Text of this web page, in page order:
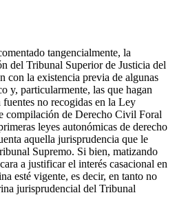
tangencialmente, la
del Tribunal Superior de Justicia del
con la existencia previa de algunas
y, particularmente, las que hagan
no recogidas en la Ley
compilación de Derecho Civil Foral
leyes autonómicas de derecho
aquella jurisprudencia que le
Supremo. Si bien, matizando
a justificar el interés casacional en
esté vigente, es decir, en tanto no
jurisprudencial del Tribunal